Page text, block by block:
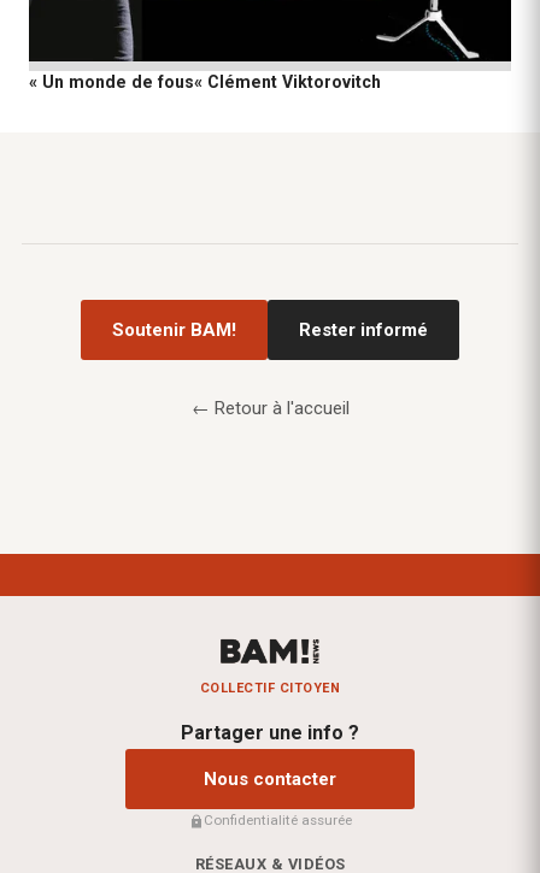
« Un monde de fous« Clément Viktorovitch
Soutenir BAM! Rester informé
← Retour à l'accueil
COLLECTIF CITOYEN
Partager une info ?
Nous contacter
Confidentialité assurée
RÉSEAUX & VIDÉOS